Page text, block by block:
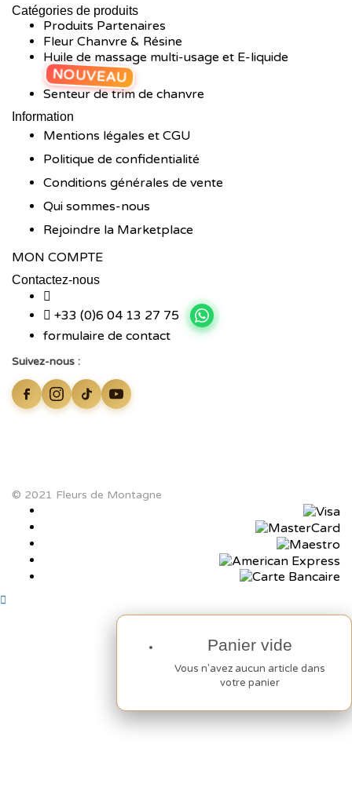
Panier vide
Vous n'avez aucun article dans
votre panier
Panier vide
Vous n'avez aucun article dans
votre panier
Catégories de produits
Produits Partenaires
Fleur Chanvre & Résine
Huile de massage multi-usage et E-liquide
NOUVEAU
Senteur de trim de chanvre
Information
Mentions légales et CGU
Politique de confidentialité
Conditions générales de vente
Qui sommes-nous
Rejoindre la Marketplace
MON COMPTE
Contactez-nous
+33 (0)6 04 13 27 75
formulaire de contact
Suivez-nous :
© 2021 Fleurs de Montagne